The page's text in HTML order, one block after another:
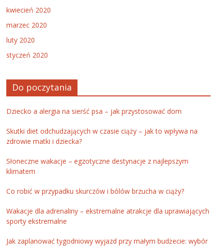
kwiecień 2020
marzec 2020
luty 2020
styczeń 2020
Do poczytania
Dziecko a alergia na sierść psa – jak przystosować dom
Skutki diet odchudzających w czasie ciąży – jak to wpływa na
zdrowie matki i dziecka?
Słoneczne wakacje – egzotyczne destynacje z najlepszym
klimatem
Co robić w przypadku skurczów i bólów brzucha w ciąży?
Wakacje dla adrenaliny – ekstremalne atrakcje dla uprawiających
sporty ekstremalne
Jak zaplanować tygodniowy wyjazd przy małym budżecie: wybór